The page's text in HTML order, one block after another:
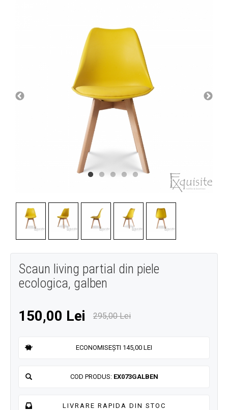
Scaun living partial din piele
ecologica, galben
150,00 Lei 295,00 Lei
ECONOMISEȘTI 145,00 LEI
COD PRODUS: EX073GALBEN
LIVRARE RAPIDA DIN STOC